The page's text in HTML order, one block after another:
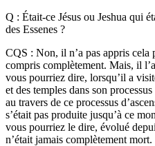
Q : Était-ce Jésus ou Jeshua qui
des Essenes ?
CQS : Non, il n’a pas appris cela
compris complètement. Mais, il
vous pourriez dire, lorsqu’il a
et des temples dans son
au travers de ce processus
s’était pas produite jusqu’à ce
vous pourriez le dire, évolué
n’était jamais complètement mort.